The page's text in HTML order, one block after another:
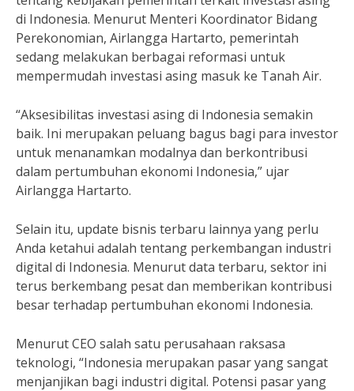
di Indonesia. Menurut Menteri Koordinator Bidang
Perekonomian, Airlangga Hartarto, pemerintah
sedang melakukan berbagai reformasi untuk
mempermudah investasi asing masuk ke Tanah Air.
“Aksesibilitas investasi asing di Indonesia semakin
baik. Ini merupakan peluang bagus bagi para investor
untuk menanamkan modalnya dan berkontribusi
dalam pertumbuhan ekonomi Indonesia,” ujar
Airlangga Hartarto.
Selain itu, update bisnis terbaru lainnya yang perlu
Anda ketahui adalah tentang perkembangan industri
digital di Indonesia. Menurut data terbaru, sektor ini
terus berkembang pesat dan memberikan kontribusi
besar terhadap pertumbuhan ekonomi Indonesia.
Menurut CEO salah satu perusahaan raksasa
teknologi, “Indonesia merupakan pasar yang sangat
menjanjikan bagi industri digital. Potensi pasar yang